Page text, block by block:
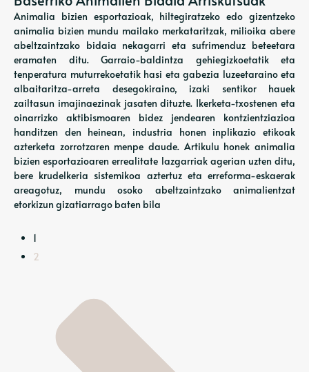
Animalia bizien esportazioak, hiltegiratzeko edo gizentzeko
animalia bizien mundu mailako merkataritzak, milioika abere
abeltzaintzako bidaia nekagarri eta sufrimenduz beteetara
eramaten ditu. Garraio-baldintza gehiegizkoetatik eta
tenperatura muturrekoetatik hasi eta gabezia luzeetaraino eta
albaitaritza-arreta desegokiraino, izaki sentikor hauek
zailtasun imajinaezinak jasaten dituzte. Ikerketa-txostenen eta
oinarrizko aktibismoaren bidez jendearen kontzientziazioa
handitzen den heinean, industria honen inplikazio etikoak
azterketa zorrotzaren menpe daude. Artikulu honek animalia
bizien esportazioaren errealitate lazgarriak agerian uzten ditu,
bere krudelkeria sistemikoa aztertuz eta erreforma-eskaerak
areagotuz, mundu osoko abeltzaintzako animalientzat
etorkizun gizatiarrago baten bila
1
2